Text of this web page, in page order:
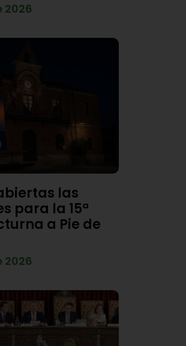
2026
las
para la 15ª
a Pie de
2026